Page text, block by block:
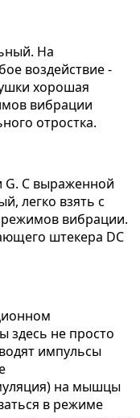
На
воздействие -
хорошая
вибрации
отростка.
G. С выраженной
легко взять с
вибрации.
штекера DC
здесь не просто
импульсы
на мышцы
в режиме